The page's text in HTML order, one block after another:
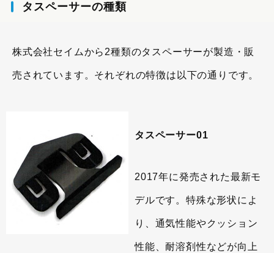
タスペーサーの種類
株式会社セイムから2種類のタスペーサーが製造・販
売されています。それぞれの特徴は以下の通りです。
タスペーサー01
2017年に発売された最新モ
デルです。特殊な形状によ
り、通気性能やクッション
性能、耐溶剤性などが向上